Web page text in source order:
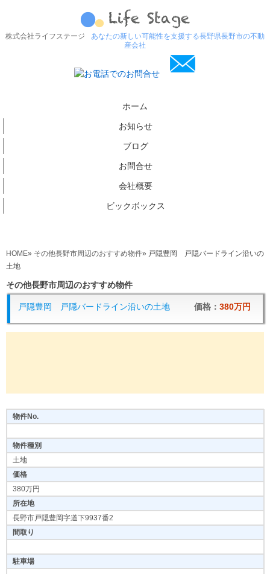
株式会社ライフステージ
あなたの新しい可能性を支援する長野県長野市の不動
産会社
ホーム
お知らせ
ブログ
お問合せ
会社概要
ビックボックス
HOME» その他長野市周辺のおすすめ物件» 戸隠豊岡 戸隠バードライン沿いの
土地
その他長野市周辺のおすすめ物件
戸隠豊岡 戸隠バードライン沿いの土地 価格：380万円
物件No.
物件種別
土地
価格
380万円
所在地
長野市戸隠豊岡字道下9937番2
間取り
駐車場